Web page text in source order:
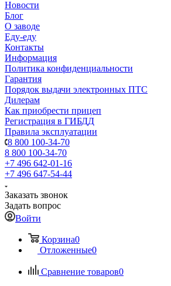
Новости
Блог
О заводе
Еду-еду
Контакты
Информация
Политика конфиденциальности
Гарантия
Порядок выдачи электронных ПТС
Дилерам
Как приобрести прицеп
Регистрация в ГИБДД
Правила эксплуатации
8 800 100-34-70
8 800 100-34-70
+7 496 642-01-16
+7 496 647-54-44
Заказать звонок
Задать вопрос
Войти
Корзина0
Отложенные0
Сравнение товаров0